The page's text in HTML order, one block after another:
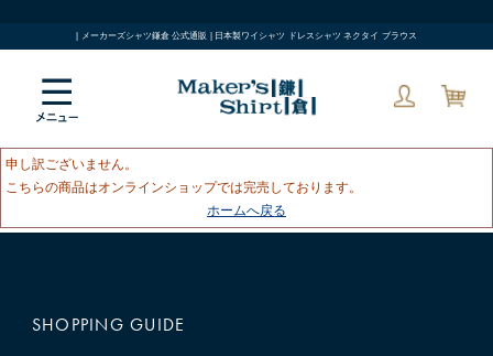
| メーカーズシャツ鎌倉 公式通販 | 日本製ワイシャツ ドレスシャツ ネクタイ ブラウス
申し訳ございません。
こちらの商品はオンラインショップでは完売しております。
ホームへ戻る
SHOPPING GUIDE